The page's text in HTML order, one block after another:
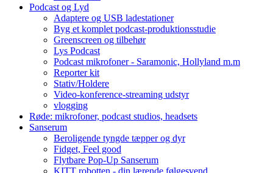
Podcast og Lyd
Adaptere og USB ladestationer
Byg et komplet podcast-produktionsstudie
Greenscreen og tilbehør
Lys Podcast
Podcast mikrofoner - Saramonic, Hollyland m.m
Reporter kit
Stativ/Holdere
Video-konference-streaming udstyr
vlogging
Røde: mikrofoner, podcast studios, headsets
Sanserum
Beroligende tyngde tæpper og dyr
Fidget, Feel good
Flytbare Pop-Up Sanserum